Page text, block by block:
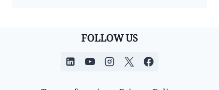
FOLLOW US